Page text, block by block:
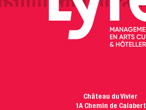
Château du Vivier
1A Chemin de Calabert